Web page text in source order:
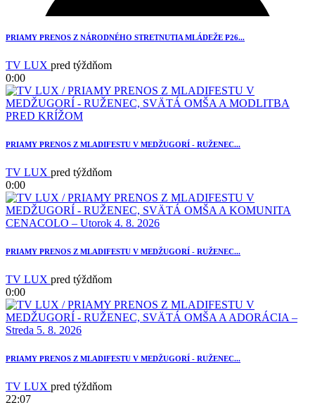
3
2
PRIAMY PRENOS Z NÁRODNÉHO STRETNUTIA MLÁDEŽE P26...
TV LUX pred týždňom
0:00
PRIAMY PRENOS Z MLADIFESTU V MEDŽUGORÍ - RUŽENEC...
TV LUX pred týždňom
0:00
PRIAMY PRENOS Z MLADIFESTU V MEDŽUGORÍ - RUŽENEC...
TV LUX pred týždňom
0:00
PRIAMY PRENOS Z MLADIFESTU V MEDŽUGORÍ - RUŽENEC...
TV LUX pred týždňom
22:07